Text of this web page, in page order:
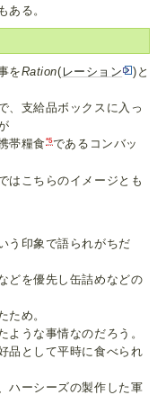
ある。
をRation( レーション
)と
、支給品ボックスに入っ
帯糧食 *5であるコンバッ
はこちらのイメージとも
う印象で語られがちだ
どを優先し缶詰めなどの
ため。
ような事情なのだろう。
品として平時に食べられ
ハーシーズの製作した軍